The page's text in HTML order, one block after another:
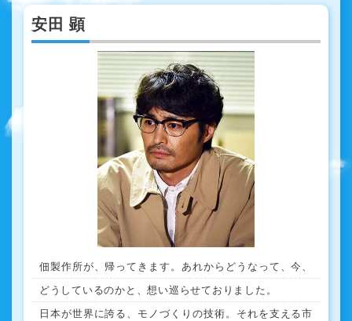
安田 顕
佃製作所が、帰ってきます。あれからどうなって、今、
どうしているのかと、想い巡らせておりました。
日本が世界に誇る、モノづくりの技術。それを支える市